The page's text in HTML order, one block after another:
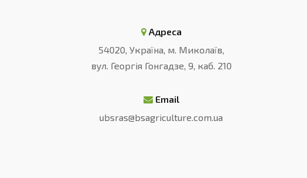
Адреса
54020, Україна, м. Миколаїв,
вул. Георгія Гонгадзе, 9, каб. 210
Email
ubsras@bsagriculture.com.ua